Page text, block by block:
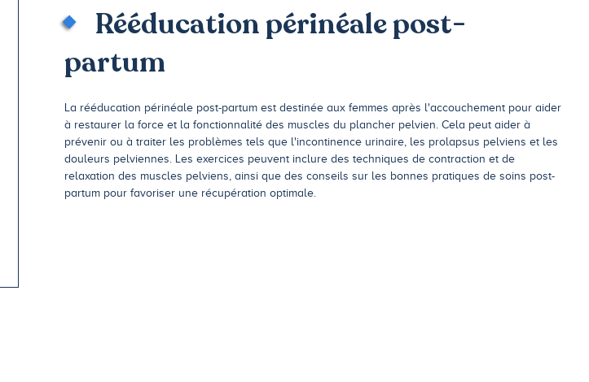
Rééducation périnéale post-
partum
La rééducation périnéale post-partum est destinée aux femmes après l'accouchement pour aider
à restaurer la force et la fonctionnalité des muscles du plancher pelvien. Cela peut aider à
prévenir ou à traiter les problèmes tels que l'incontinence urinaire, les prolapsus pelviens et les
douleurs pelviennes. Les exercices peuvent inclure des techniques de contraction et de
relaxation des muscles pelviens, ainsi que des conseils sur les bonnes pratiques de soins post-
partum pour favoriser une récupération optimale.